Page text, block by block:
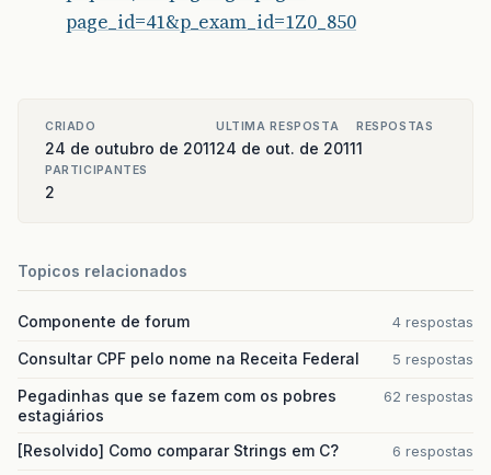
page_id=41&p_exam_id=1Z0_850
CRIADO
24 de outubro de 2011
ULTIMA RESPOSTA
24 de out. de 2011
RESPOSTAS
1
PARTICIPANTES
2
Topicos relacionados
Componente de forum 4 respostas
Consultar CPF pelo nome na Receita Federal 5 respostas
Pegadinhas que se fazem com os pobres
estagiários
62 respostas
[Resolvido] Como comparar Strings em C? 6 respostas